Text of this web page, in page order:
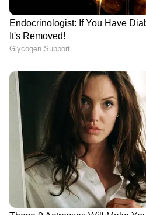
കുറവാണ്.
കമ്പനിയുടെ പദ്ധതി
കഴിഞ്ഞ രണ്ട്
ഉണ്ടായതായി കമ്പനി
കാലയളവിൽ, ഇലക്ട്രിക്
ആവശ്യം രണ്ടോ രണ്ടര
ഇരട്ടി വരെ വർദ്ധിച്ചു.
ആഴ്ചകളായി ഈ
ഇപ്പോൾ, മിക്ക
ഗാരേജിൽ കുറഞ്ഞത് ഒരു
കാറെങ്കിലും
DOWNLOAD APP